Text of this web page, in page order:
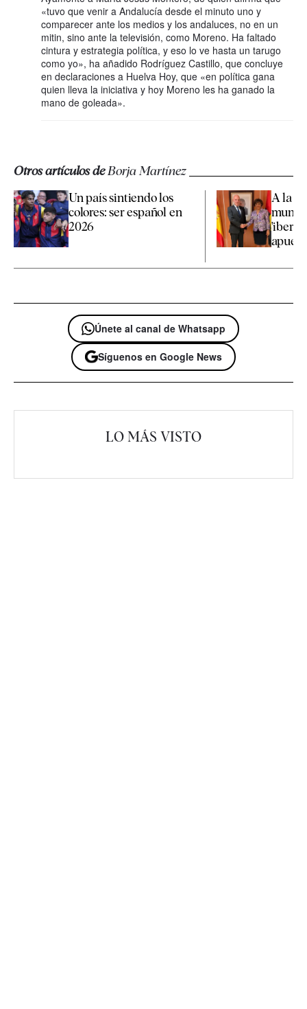
«tuvo que venir a Andalucía desde el minuto uno y
comparecer ante los medios y los andaluces, no en un
mitin, sino ante la televisión, como Moreno. Ha faltado
cintura y estrategia política, y eso lo ve hasta un tarugo
como yo», ha añadido Rodríguez Castillo, que concluye
en declaraciones a Huelva Hoy, que «en política gana
quien lleva la iniciativa y hoy Moreno les ha ganado la
mano de goleada».
Otros artículos deBorja Martínez
Un país sintiendo los
colores: ser español en
2026
A la
Únete al canal de Whatsapp
Síguenos en Google News
LO MÁS VISTO